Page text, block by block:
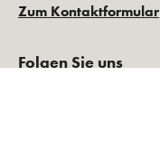
Zum Kontaktformular
Folgen Sie uns